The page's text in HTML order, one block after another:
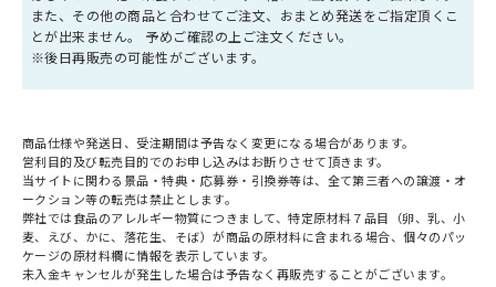
また、その他の商品と合わせてご注文、おまとめ発送をご指定頂くこ
とが出来ません。 予めご確認の上ご注文ください。
※後日再販売の可能性がございます。
商品仕様や発送日、受注期間は予告なく変更になる場合があります。
営利目的及び転売目的でのお申し込みはお断りさせて頂きます。
当サイトに関わる景品・特典・応募券・引換券等は、全て第三者への譲渡・オ
ークション等の転売は禁止とします。
弊社では食品のアレルギー物質につきまして、特定原材料７品目（卵、乳、小
麦、えび、かに、落花生、そば）が商品の原材料に含まれる場合、個々のパッ
ケージの原材料欄に情報を表示しています。
未入金キャンセルが発生した場合は予告なく再販売することがございます。